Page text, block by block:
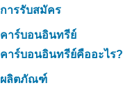
การรับสมัคร
คาร์บอนอินทรีย์
คาร์บอนอินทรีย์คืออะไร?
ผลิตภัณฑ์